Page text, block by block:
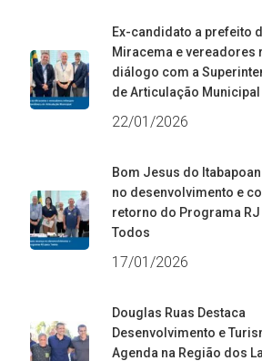
Ex-candidato a prefeito
Miracema e vereadores
diálogo com a
de Articulação Municipal
22/01/2026
Bom Jesus do
no desenvolvimento e
retorno do Programa RJ
Todos
17/01/2026
Douglas Ruas Destaca
Desenvolvimento e
Agenda na Região dos